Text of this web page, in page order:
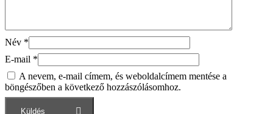
Név *
E-mail *
A nevem, e-mail címem, és weboldalcímem mentése a
böngészőben a következő hozzászólásomhoz.